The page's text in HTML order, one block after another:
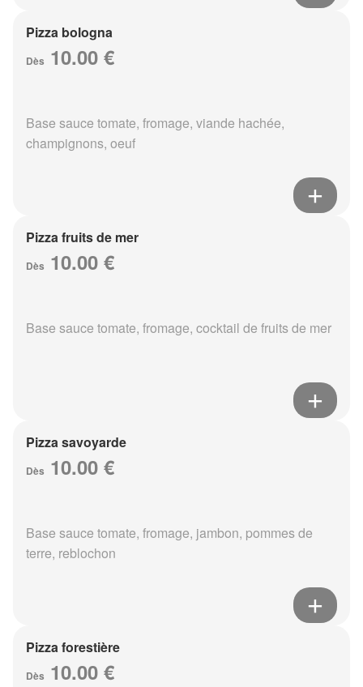
Pizza bologna
Dès 10.00 €
Base sauce tomate, fromage, viande hachée,
champignons, oeuf
Pizza fruits de mer
Dès 10.00 €
Base sauce tomate, fromage, cocktail de fruits de mer
Pizza savoyarde
Dès 10.00 €
Base sauce tomate, fromage, jambon, pommes de
terre, reblochon
Pizza forestière
Dès 10.00 €